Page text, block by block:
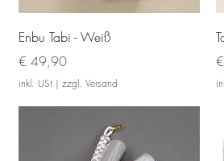
Schnellansicht
Enbu Tabi - Weiß
Preis
€ 49,90
inkl. USt | zzgl. Versand